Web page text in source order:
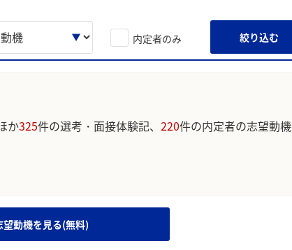
内定者のみ 絞り込む
か325件の選考・面接体験記、 220件の内定者の志望動機
望動機を見る(無料)